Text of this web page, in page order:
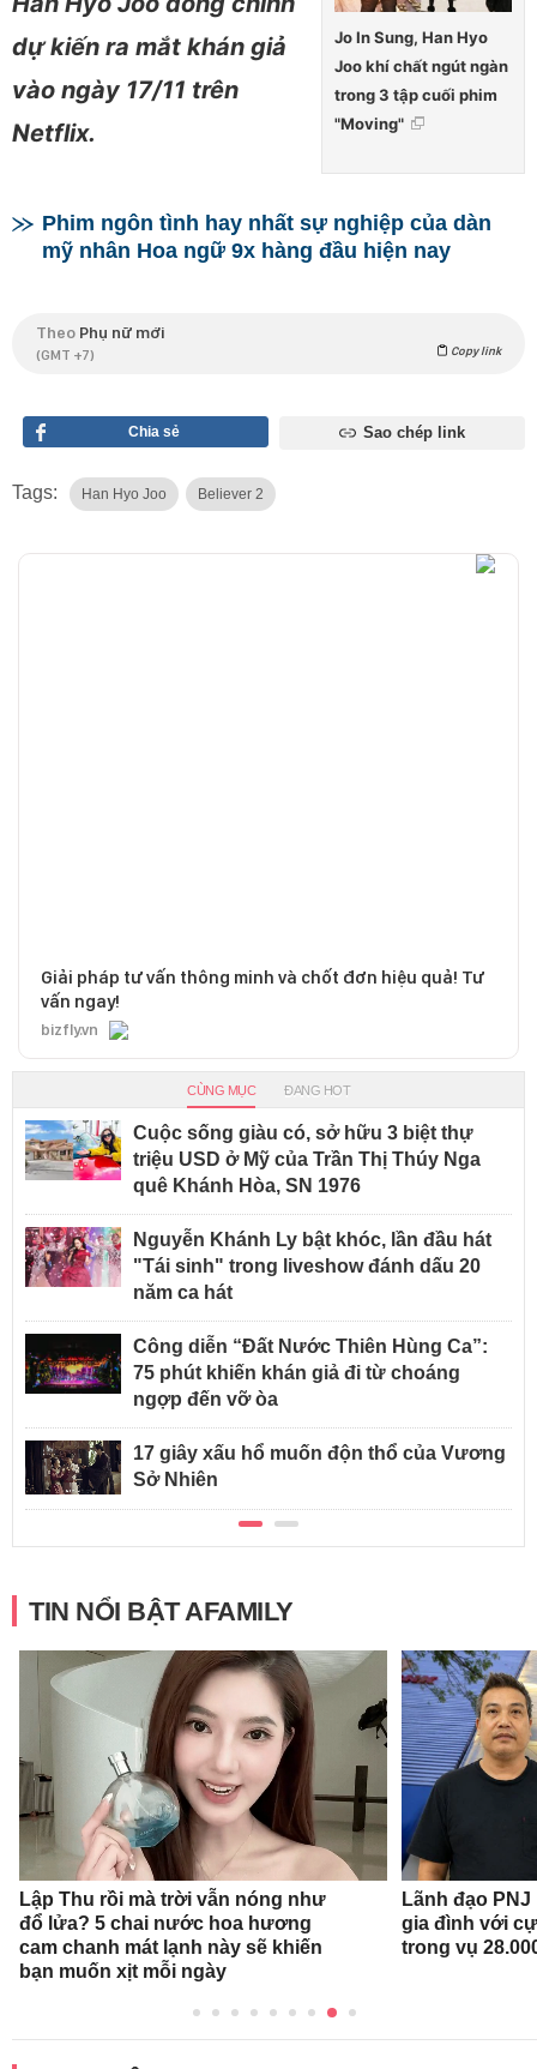
Jo In Sung, Han Hyo
Joo khí chất ngút ngàn
trong 3 tập cuối phim
"Moving"
dự kiến ra mắt khán giả
vào ngày 17/11 trên
Netflix.
Phim ngôn tình hay nhất sự nghiệp của dàn
mỹ nhân Hoa ngữ 9x hàng đầu hiện nay
Theo Phụ nữ mới
(GMT +7) Copy link
Chia sẻ Sao chép link
Tags: Han Hyo Joo Believer 2
Giải pháp tư vấn thông minh và chốt đơn hiệu quả! Tư
vấn ngay!
bizfly.vn
CÙNG MỤC ĐANG HOT
Cuộc sống giàu có, sở hữu 3 biệt thự
triệu USD ở Mỹ của Trần Thị Thúy Nga
quê Khánh Hòa, SN 1976
Nguyễn Khánh Ly bật khóc, lần đầu hát
"Tái sinh" trong liveshow đánh dấu 20
năm ca hát
Công diễn “Đất Nước Thiên Hùng Ca”:
75 phút khiến khán giả đi từ choáng
ngợp đến vỡ òa
17 giây xấu hổ muốn độn thổ của Vương
Sở Nhiên
TIN NỔI BẬT AFAMILY
Lập Thu rồi mà trời vẫn nóng như
đổ lửa? 5 chai nước hoa hương
cam chanh mát lạnh này sẽ khiến
bạn muốn xịt mỗi ngày
Lãnh đạo
gia đình với
trong vụ